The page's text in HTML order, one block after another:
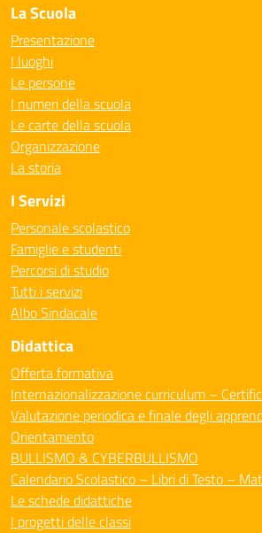
La Scuola
Presentazione
I luoghi
Le persone
I numeri della scuola
Le carte della scuola
Organizzazione
La storia
I Servizi
Personale scolastico
Famiglie e studenti
Percorsi di studio
Tutti i servizi
Albo Sindacale
Didattica
Offerta formativa
Internazionalizzazione curriculum –
Valutazione periodica e finale degli
Orientamento
BULLISMO & CYBERBULLISMO
Calendario Scolastico – Libri di Testo –
Le schede didattiche
I progetti delle classi